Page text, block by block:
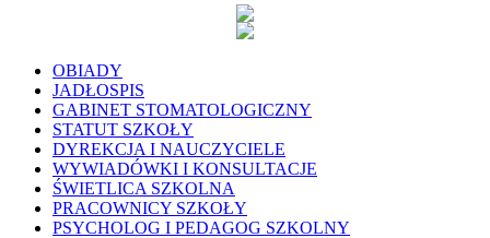
OBIADY
JADŁOSPIS
GABINET STOMATOLOGICZNY
STATUT SZKOŁY
DYREKCJA I NAUCZYCIELE
WYWIADÓWKI I KONSULTACJE
ŚWIETLICA SZKOLNA
PRACOWNICY SZKOŁY
PSYCHOLOG I PEDAGOG SZKOLNY